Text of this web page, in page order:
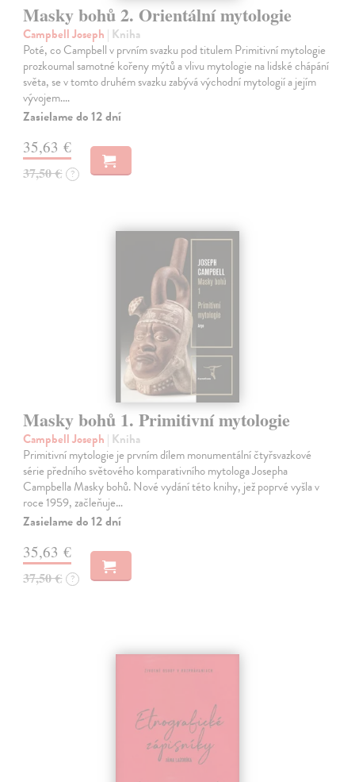
Masky bohů 2. Orientální mytologie
Campbell Joseph | Kniha
Poté, co Campbell v prvním svazku pod titulem Primitivní mytologie
prozkoumal samotné kořeny mýtů a vlivu mytologie na lidské chápání
světa, se v tomto druhém svazku zabývá východní mytologií a jejím
vývojem.…
Zasielame do 12 dní
35,63 €
37,50 € ?
Masky bohů 1. Primitivní mytologie
Campbell Joseph | Kniha
Primitivní mytologie je prvním dílem monumentální čtyřsvazkové
série předního světového komparativního mytologa Josepha
Campbella Masky bohů. Nové vydání této knihy, jež poprvé vyšla v
roce 1959, začleňuje…
Zasielame do 12 dní
35,63 €
37,50 € ?